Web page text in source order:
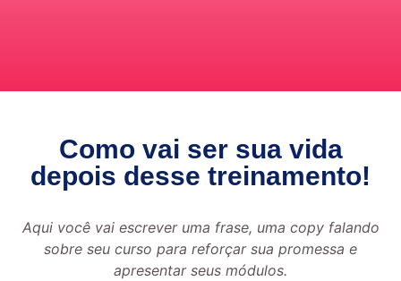
Como vai ser sua vida
depois desse treinamento!
Aqui você vai escrever uma frase, uma copy falando
sobre seu curso para reforçar sua promessa e
apresentar seus módulos.